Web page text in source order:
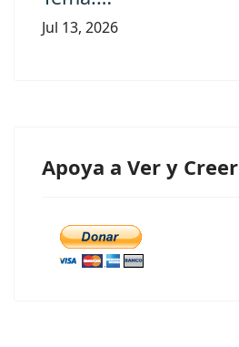
Jul 13, 2026
Apoya a Ver y Creer